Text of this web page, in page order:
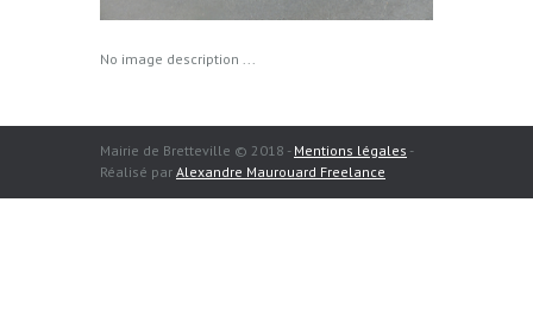
No image description ...
Mairie de Bretteville © 2018 - Mentions légales -
Réalisé par Alexandre Maurouard Freelance